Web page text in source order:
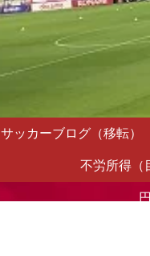
サッカーブログ（移転）
不労所得（